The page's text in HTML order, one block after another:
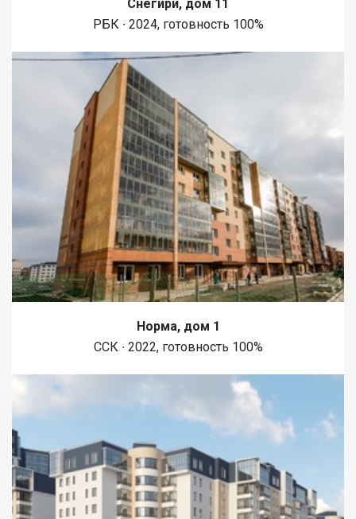
1450 метров вдоль реки Енисей и 500 метров вдоль реки
Базаиха с организованными спусками к воде и остановкой
Сеть пешеходных и велосипедно-роликовых дорожек по
всему району. В целях безопасности велосипедно-роликовая
дорожка от пешеходной изолирована бордюром высотой 10
Снегири, дом 11
РБК ∙ 2024, готовность 100%
Норма, дом 1
ССК ∙ 2022, готовность 100%